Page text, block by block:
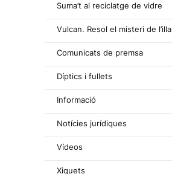
Suma’t al reciclatge de vidre
Vulcan. Resol el misteri de l’illa
Comunicats de premsa
Díptics i fullets
Informació
Notícies jurídiques
Vídeos
Xiquets